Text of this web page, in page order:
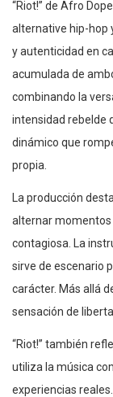
“Riot!” de Afro
alternative hip-hop
y autenticidad en
acumulada de
combinando la
intensidad rebelde
dinámico que
propia.
La producción
alternar momentos
contagiosa. La
sirve de escenario
carácter. Más allá
sensación de
“Riot!” también
utiliza la música
experiencias